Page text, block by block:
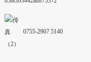
0755-2907 5140